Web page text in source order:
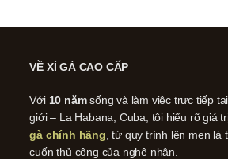
VỀ XÌ GÀ CAO CẤP
Với 10 nămsống và làm việc trực tiếp
giới – La Habana, Cuba, tôi hiểu rõ giá
gà chính hãng , từ quy trình lên men lá
cuốn thủ công của nghệ nhân.